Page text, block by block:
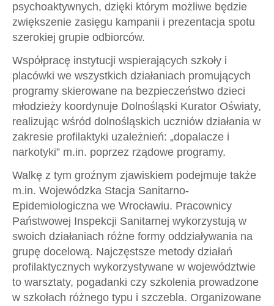
psychoaktywnych, dzięki którym możliwe będzie
zwiększenie zasięgu kampanii i prezentacja spotu
szerokiej grupie odbiorców.
Współpracę instytucji wspierających szkoły i
placówki we wszystkich działaniach promujących
programy skierowane na bezpieczeństwo dzieci
młodzieży koordynuje Dolnośląski Kurator Oświaty,
realizując wśród dolnośląskich uczniów działania w
zakresie profilaktyki uzależnień: „dopalacze i
narkotyki” m.in. poprzez rządowe programy.
Walkę z tym groźnym zjawiskiem podejmuje także
m.in. Wojewódzka Stacja Sanitarno-
Epidemiologiczna we Wrocławiu. Pracownicy
Państwowej Inspekcji Sanitarnej wykorzystują w
swoich działaniach różne formy oddziaływania na
grupę docelową. Najczęstsze metody działań
profilaktycznych wykorzystywane w województwie
to warsztaty, pogadanki czy szkolenia prowadzone
w szkołach różnego typu i szczebla. Organizowane